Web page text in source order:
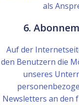
als
6.
Auf der
den Benutzern die
unseres
Newsletters an den